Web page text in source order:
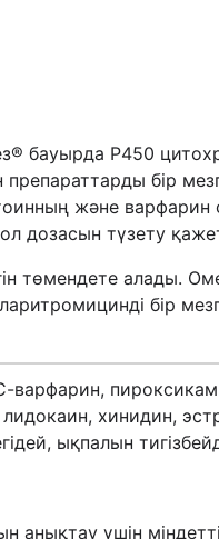
бауырда P450
бір
және варфарин
дозасын түзету
төмендете алады.
бір
хинидин,
ықпалын
анықтау үшін